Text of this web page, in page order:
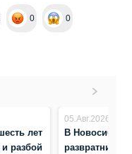
0 0
лет
разбой
05.Авг.2026 8:05
В
развратника